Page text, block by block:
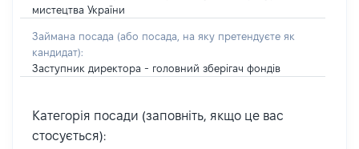
мистецтва України
Займана посада (або посада, на яку претендуєте як
кандидат):
Заступник директора - головний зберігач фондів
Категорія посади (заповніть, якщо це вас
стосується):